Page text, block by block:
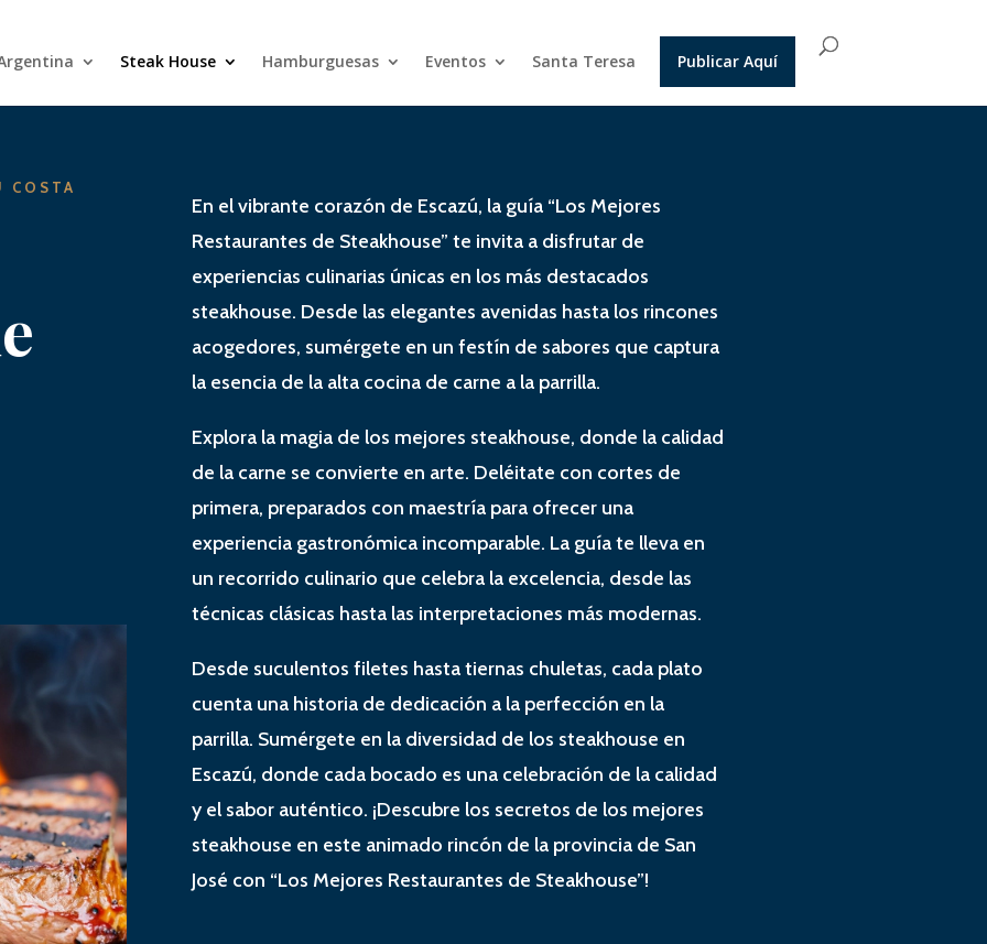
Steak House Hamburguesas Eventos Santa Teresa Publicar Aquí
COSTA
En el vibrante corazón de Escazú, la guía “Los Mejores
Restaurantes de Steakhouse” te invita a disfrutar de
experiencias culinarias únicas en los más destacados
steakhouse. Desde las elegantes avenidas hasta los rincones
acogedores, sumérgete en un festín de sabores que captura
la esencia de la alta cocina de carne a la parrilla.
Explora la magia de los mejores steakhouse, donde la calidad
de la carne se convierte en arte. Deléitate con cortes de
primera, preparados con maestría para ofrecer una
experiencia gastronómica incomparable. La guía te lleva en
un recorrido culinario que celebra la excelencia, desde las
técnicas clásicas hasta las interpretaciones más modernas.
Desde suculentos filetes hasta tiernas chuletas, cada plato
cuenta una historia de dedicación a la perfección en la
parrilla. Sumérgete en la diversidad de los steakhouse en
Escazú, donde cada bocado es una celebración de la calidad
y el sabor auténtico. ¡Descubre los secretos de los mejores
steakhouse en este animado rincón de la provincia de San
José con “Los Mejores Restaurantes de Steakhouse”!